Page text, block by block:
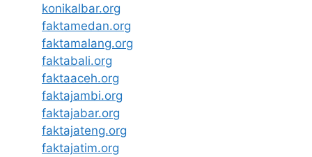
konikalbar.org
faktamedan.org
faktamalang.org
faktabali.org
faktaaceh.org
faktajambi.org
faktajabar.org
faktajateng.org
faktajatim.org